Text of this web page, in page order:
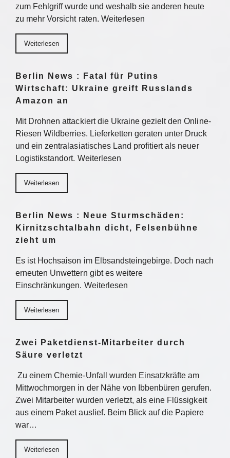
zum Fehlgriff wurde und weshalb sie anderen heute
zu mehr Vorsicht raten. Weiterlesen
Weiterlesen
Berlin News : Fatal für Putins
Wirtschaft: Ukraine greift Russlands
Amazon an
Mit Drohnen attackiert die Ukraine gezielt den Online-
Riesen Wildberries. Lieferketten geraten unter Druck
und ein zentralasiatisches Land profitiert als neuer
Logistikstandort. Weiterlesen
Weiterlesen
Berlin News : Neue Sturmschäden:
Kirnitzschtalbahn dicht, Felsenbühne
zieht um
Es ist Hochsaison im Elbsandsteingebirge. Doch nach
erneuten Unwettern gibt es weitere
Einschränkungen. Weiterlesen
Weiterlesen
Zwei Paketdienst-Mitarbeiter durch
Säure verletzt
Zu einem Chemie-Unfall wurden Einsatzkräfte am
Mittwochmorgen in der Nähe von Ibbenbüren gerufen.
Zwei Mitarbeiter wurden verletzt, als eine Flüssigkeit
aus einem Paket auslief. Beim Blick auf die Papiere
war…
Weiterlesen